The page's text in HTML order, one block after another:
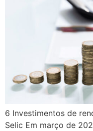
6 Investimentos de
Selic Em março de